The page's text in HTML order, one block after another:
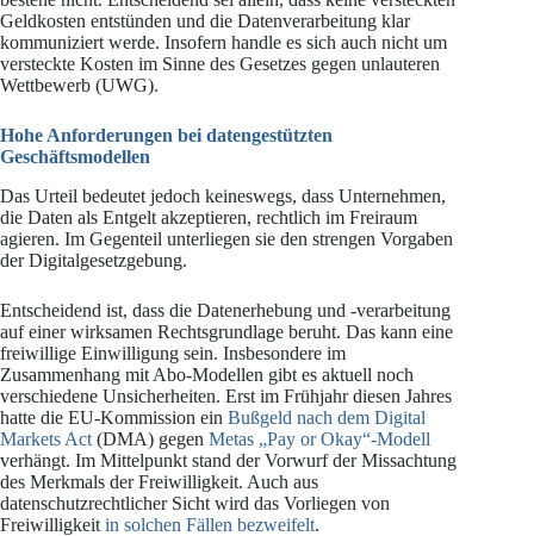
Geldkosten entstünden und die Datenverarbeitung klar
kommuniziert werde. Insofern handle es sich auch nicht um
versteckte Kosten im Sinne des Gesetzes gegen unlauteren
Wettbewerb (UWG).
Hohe Anforderungen bei datengestützten
Geschäftsmodellen
Das Urteil bedeutet jedoch keineswegs, dass Unternehmen,
die Daten als Entgelt akzeptieren, rechtlich im Freiraum
agieren. Im Gegenteil unterliegen sie den strengen Vorgaben
der Digitalgesetzgebung.
Entscheidend ist, dass die Datenerhebung und -verarbeitung
auf einer wirksamen Rechtsgrundlage beruht. Das kann eine
freiwillige Einwilligung sein. Insbesondere im
Zusammenhang mit Abo-Modellen gibt es aktuell noch
verschiedene Unsicherheiten. Erst im Frühjahr diesen Jahres
hatte die EU-Kommission ein Bußgeld nach dem Digital
Markets Act (DMA) gegen Metas „Pay or Okay“-Modell
verhängt. Im Mittelpunkt stand der Vorwurf der Missachtung
des Merkmals der Freiwilligkeit. Auch aus
datenschutzrechtlicher Sicht wird das Vorliegen von
Freiwilligkeit in solchen Fällen bezweifelt.